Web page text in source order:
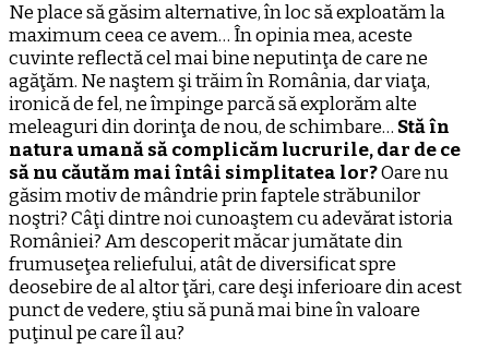
Ne place să găsim alternative, în loc să exploatăm la
maximum ceea ce avem… În opinia mea, aceste
cuvinte reflectă cel mai bine neputinţa de care ne
agăţăm. Ne naştem şi trăim în România, dar viaţa,
ironică de fel, ne împinge parcă să explorăm alte
meleaguri din dorinţa de nou, de schimbare… Stă în
natura umană să complicăm lucrurile, dar de ce
să nu căutăm mai întâi simplitatea lor?Oare nu
găsim motiv de mândrie prin faptele străbunilor
noştri? Câţi dintre noi cunoaştem cu adevărat istoria
României? Am descoperit măcar jumătate din
frumuseţea reliefului, atât de diversificat spre
deosebire de al altor ţări, care deşi inferioare din acest
punct de vedere, ştiu să pună mai bine în valoare
puţinul pe care îl au?